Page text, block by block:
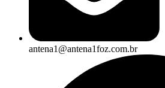
antena1@antena1foz.com.br